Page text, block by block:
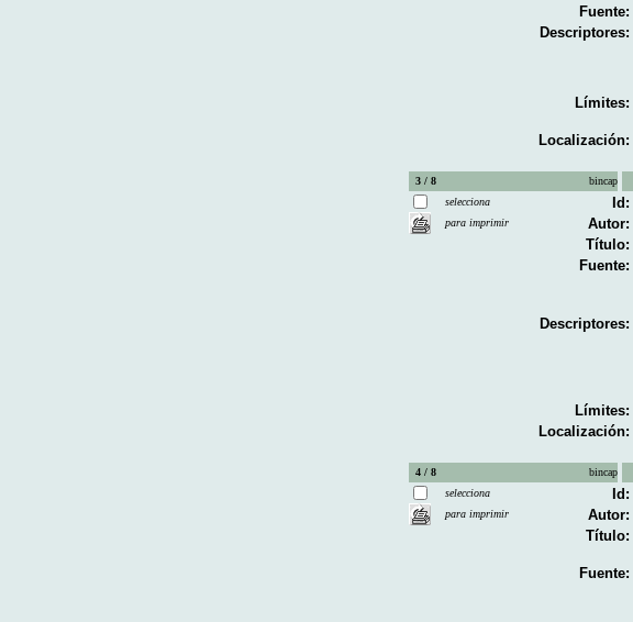
Fuente:
Descriptores:
Límites:
Localización:
3 / 8
bincap
selecciona
para imprimir
Id:
Autor:
Título:
Fuente:
Descriptores:
Límites:
Localización:
4 / 8
bincap
selecciona
para imprimir
Id:
Autor:
Título:
Fuente: